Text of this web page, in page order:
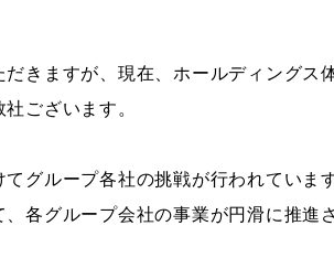
きますが、現在、ホールディングス
ございます。
グループ各社の挑戦が行われていま
各グループ会社の事業が円滑に推進